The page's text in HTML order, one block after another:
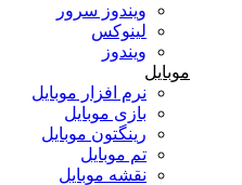
ویندوز سرور
لینوکس
ویندوز
موبایل
نرم افزار موبایل
بازی موبایل
رینگتون موبایل
تم موبایل
نقشه موبایل